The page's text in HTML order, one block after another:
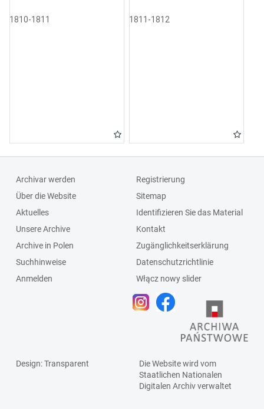
1810-1811 1811-1812
Archivar werden
Über die Website
Aktuelles
Unsere Archive
Archive in Polen
Suchhinweise
Anmelden
Registrierung
Sitemap
Identifizieren Sie das Material
Kontakt
Zugänglichkeitserklärung
Datenschutzrichtlinie
Włącz nowy slider
Design: Transparent
Die Website wird vom
Staatlichen Nationalen
Digitalen Archivverwaltet